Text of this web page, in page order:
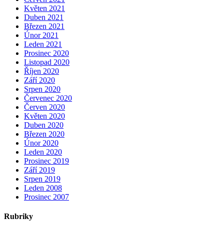
Květen 2021
Duben 2021
Březen 2021
Únor 2021
Leden 2021
Prosinec 2020
Listopad 2020
Říjen 2020
Září 2020
Srpen 2020
Červenec 2020
Červen 2020
Květen 2020
Duben 2020
Březen 2020
Únor 2020
Leden 2020
Prosinec 2019
Září 2019
Srpen 2019
Leden 2008
Prosinec 2007
Rubriky